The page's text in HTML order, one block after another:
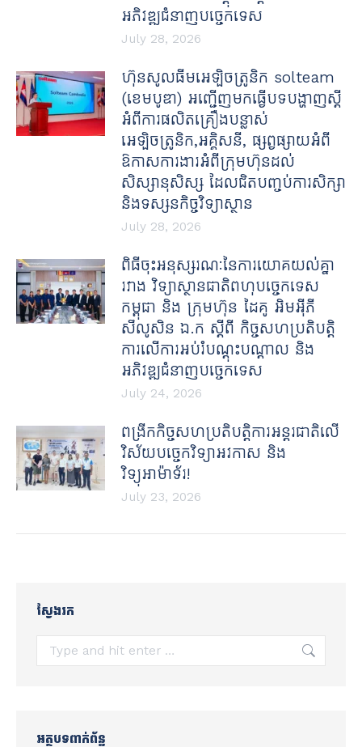
អភិវឌ្ឍជំនាញបច្ចេកទេស
July 28, 2026
ហ៊ុនសូលធីមអេឡិចត្រូនិក solteam
(ខេមបូឌា) អញ្ជើញមកធ្វើបទបង្ហាញស្តី
អំពីការផលិតគ្រឿងបន្លាស់
អេឡិចត្រូនិក,អគ្គិសនី, ផ្សព្វផ្សាយអំពី
ឱកាសការងារអំពីក្រុមហ៊ុនដល់
សិស្សានុសិស្ស ដែលជិតបញ្ចប់ការសិក្សា
និងទស្សនកិច្ចវិទ្យាស្ថាន
July 28, 2026
ពិធីចុះអនុស្សរណៈនៃការយោគយល់គ្នា
រវាង វិទ្យាស្ថានជាតិពហុបច្ចេកទេស
កម្ពុជា និង ក្រុមហ៊ុន ដៃគូ អិមអ៊ីភី
សឹលូសិន ឯ.ក ស្ដីពី កិច្ចសហប្រតិបត្តិ
ការលើការអប់រំបណ្ដុះបណ្ដាល និង
អភិវឌ្ឍជំនាញបច្ចេកទេស
July 24, 2026
ពង្រីកកិច្ចសហប្រតិបត្តិការអន្តរជាតិលើ
វិស័យបច្ចេកវិទ្យាអវកាស និង
វិទ្យុអាម៉ាទ័រ!
July 23, 2026
ស្វែងរក
Search:
អត្ថបទពាក់ព័ន្ធ